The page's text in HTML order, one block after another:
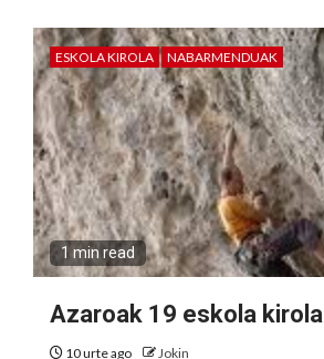
ESKOLA KIROLA NABARMENDUAK
1 min read
Azaroak 19 eskola kirola
10 urte ago Jokin